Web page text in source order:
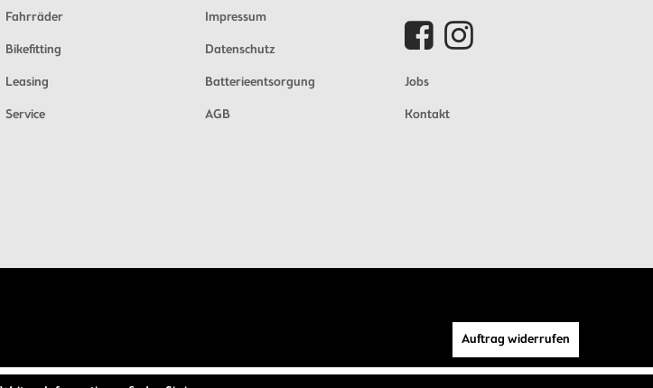
Fahrräder
Bikefitting
Leasing
Service
Impressum
Datenschutz
Batterieentsorgung
AGB
Jobs
Kontakt
Auftrag widerrufen